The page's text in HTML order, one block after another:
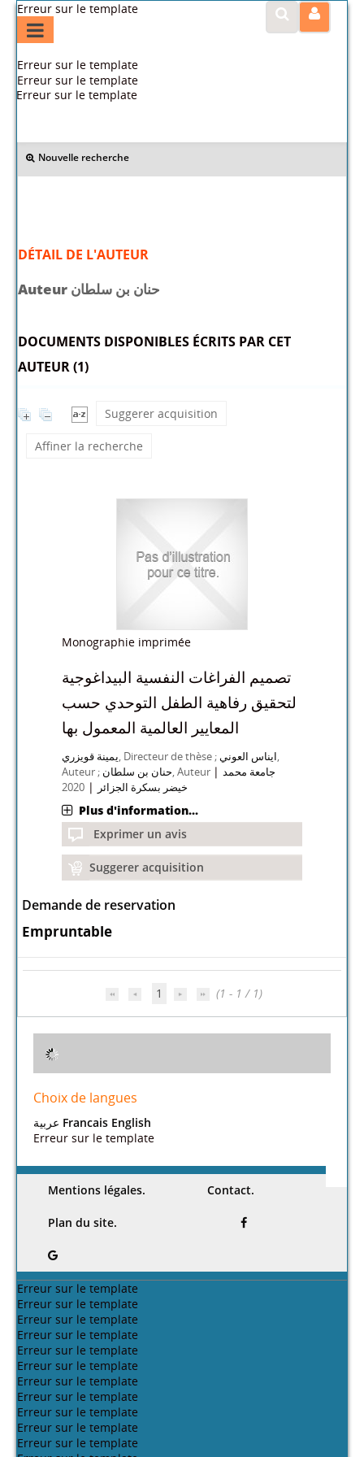
Erreur sur le template
Erreur sur le template
Erreur sur le template
Erreur sur le template
Nouvelle recherche
DÉTAIL DE L'AUTEUR
Auteur حنان بن سلطان
DOCUMENTS DISPONIBLES ÉCRITS PAR CET
AUTEUR (1)
Suggerer acquisition
Affiner la recherche
Monographie imprimée
تصميم الفراغات النفسية البيداغوجية
لتحقيق رفاهية الطفل التوحدي حسب
المعايير العالمية المعمول بها
يمينة قويزري, Directeur de thèse ;ايناس العوني,
Auteur ; حنان بن سلطان, Auteur |جامعة محمد
خيضر بسكرة الجزائر
|
2020
Plus d'information...
Exprimer un avis
Suggerer acquisition
Demande de reservation
Empruntable
1 (1 - 1 / 1)
Choix de langues
عربية Francais English
Erreur sur le template
Mentions légales. Contact.
Plan du site.
Erreur sur le template
Erreur sur le template
Erreur sur le template
Erreur sur le template
Erreur sur le template
Erreur sur le template
Erreur sur le template
Erreur sur le template
Erreur sur le template
Erreur sur le template
Erreur sur le template